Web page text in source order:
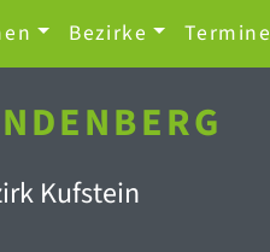
Bezirke Termine
Kufstein